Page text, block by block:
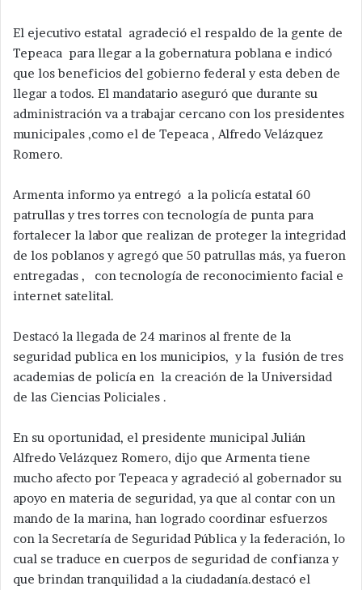
El ejecutivo estatal agradeció el respaldo de la gente de
Tepeaca para llegar a la gobernatura poblana e indicó
que los beneficios del gobierno federal y esta deben de
llegar a todos. El mandatario aseguró que durante su
administración va a trabajar cercano con los presidentes
municipales ,como el de Tepeaca , Alfredo Velázquez
Romero.
Armenta informo ya entregó a la policía estatal 60
patrullas y tres torres con tecnología de punta para
fortalecer la labor que realizan de proteger la integridad
de los poblanos y agregó que 50 patrullas más, ya fueron
entregadas , con tecnología de reconocimiento facial e
internet satelital.
Destacó la llegada de 24 marinos al frente de la
seguridad publica en los municipios, y la fusión de tres
academias de policía en la creación de la Universidad
de las Ciencias Policiales .
En su oportunidad, el presidente municipal Julián
Alfredo Velázquez Romero, dijo que Armenta tiene
mucho afecto por Tepeaca y agradeció al gobernador su
apoyo en materia de seguridad, ya que al contar con un
mando de la marina, han logrado coordinar esfuerzos
con la Secretaría de Seguridad Pública y la federación, lo
cual se traduce en cuerpos de seguridad de confianza y
que brindan tranquilidad a la ciudadanía.destacó el